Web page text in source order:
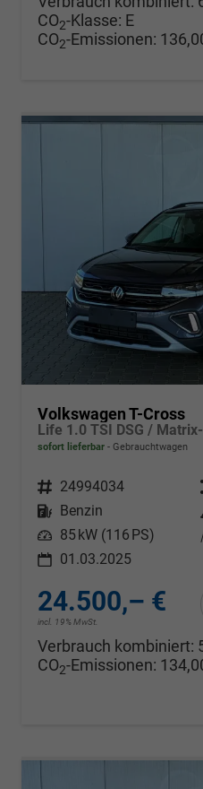
CO2-Klasse: E
CO2-Emissionen:
Volkswagen T-Cross
sofort lieferbar Gebrauchtwagen
Fahrzeugnr. 24994034
Kraftstoff
Benzin
Leistung 85 kW (116 PS)
01.03.2025
24.500,– €
incl. 19% MwSt.
Verbrauch kombiniert:
CO2-Emissionen: